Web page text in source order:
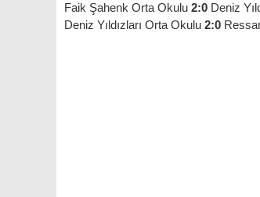
Faik Şahenk Orta Okulu 2:0 Deniz
Deniz Yıldızları Orta Okulu 2:0